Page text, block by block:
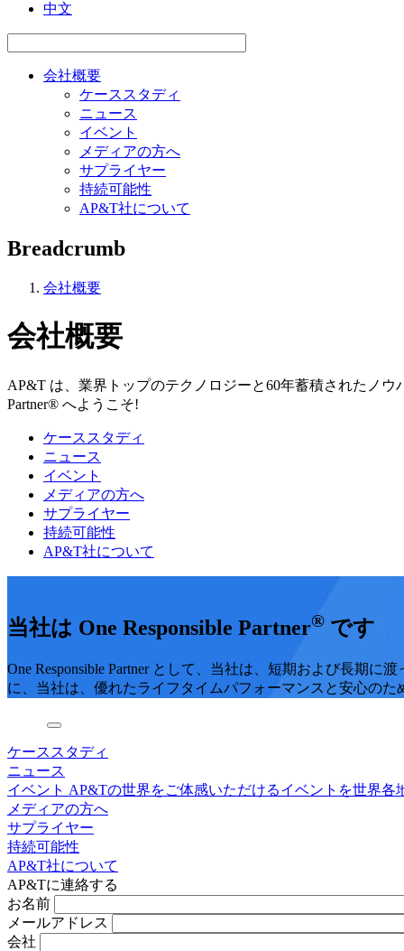
中文
会社概要
ケーススタディ
ニュース
イベント
メディアの方へ
サプライヤー
持続可能性
AP&T社について
Breadcrumb
会社概要
会社概要
AP&T は、業界トップのテクノロジーと60年蓄積されたノ
Partner® へようこそ!
ケーススタディ
ニュース
イベント
メディアの方へ
サプライヤー
持続可能性
AP&T社について
当社は One Responsible Partner® です
One Responsible Partner として、当社は、短期および長期
に、当社は、優れたライフタイムパフォーマンスと安心のた
ケーススタディ
ニュース
イベント AP&Tの世界をご体感いただけるイベントを世界各
メディアの方へ
サプライヤー
持続可能性
AP&T社について
AP&Tに連絡する
お名前
メールアドレス
会社